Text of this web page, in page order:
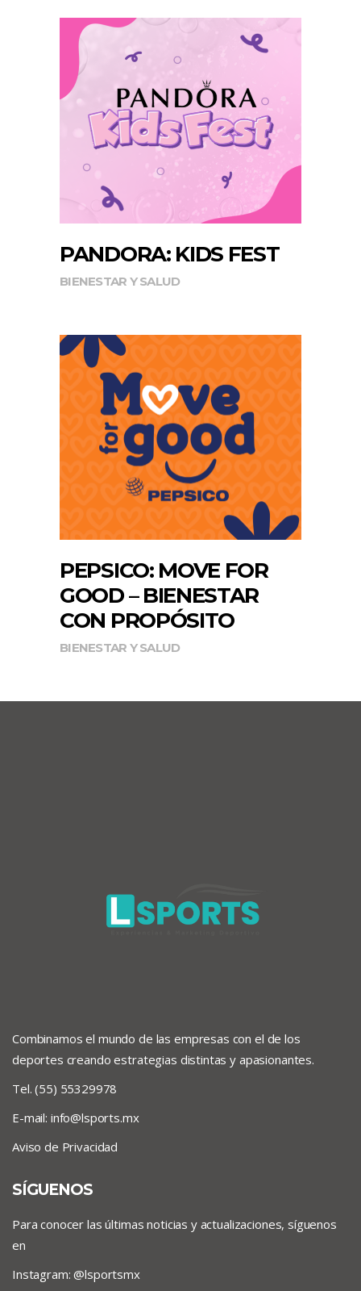
PANDORA: KIDS FEST
BIENESTAR Y SALUD
PEPSICO: MOVE FOR
GOOD – BIENESTAR
CON PROPÓSITO
BIENESTAR Y SALUD
Combinamos el mundo de las empresas con el de los
deportes creando estrategias distintas y apasionantes.
Tel. (55) 55329978
E-mail: info@lsports.mx
Aviso de Privacidad
SÍGUENOS
Para conocer las últimas noticias y actualizaciones, síguenos
en
Instagram: @lsportsmx